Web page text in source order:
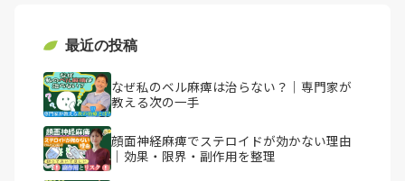
最近の投稿
なぜ私のベル麻痺は治らない？｜専門家が
教える次の一手
顔面神経麻痺でステロイドが効かない理由
｜効果・限界・副作用を整理